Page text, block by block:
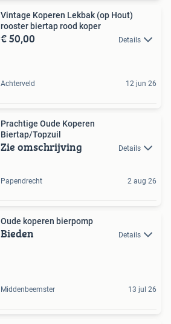
Vintage Koperen Lekbak (op Hout)
rooster biertap rood koper
€ 50,00 Details
Achterveld 12 jun 26
Prachtige Oude Koperen
Biertap/Topzuil
Zie omschrijving Details
Papendrecht 2 aug 26
Oude koperen bierpomp
Bieden Details
Middenbeemster 13 jul 26